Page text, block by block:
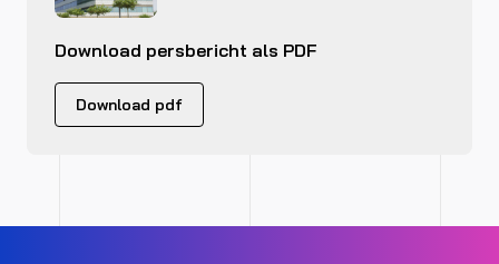
Download persbericht als PDF
Download pdf